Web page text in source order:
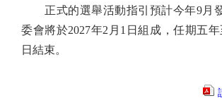
正式的選舉活動指引預計今年9月
委會將於2027年2月1日組成，任期五年
日結束。